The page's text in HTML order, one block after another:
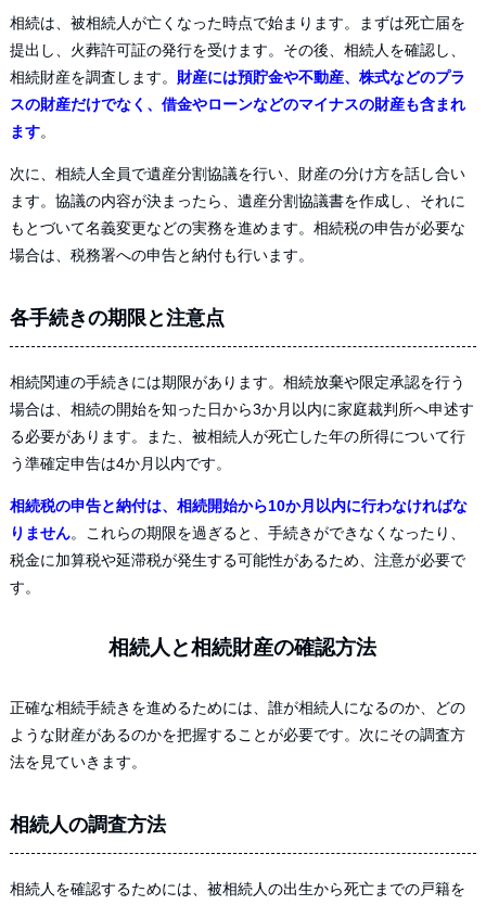
相続は、被相続人が亡くなった時点で始まります。まずは死亡届を
提出し、火葬許可証の発行を受けます。その後、相続人を確認し、
相続財産を調査します。 財産には預貯金や不動産、株式などのプラ
スの財産だけでなく、借金やローンなどのマイナスの財産も含まれ
ます。
次に、相続人全員で遺産分割協議を行い、財産の分け方を話し合い
ます。協議の内容が決まったら、遺産分割協議書を作成し、それに
もとづいて名義変更などの実務を進めます。相続税の申告が必要な
場合は、税務署への申告と納付も行います。
各手続きの期限と注意点
相続関連の手続きには期限があります。相続放棄や限定承認を行う
場合は、相続の開始を知った日から3か月以内に家庭裁判所へ申述す
る必要があります。また、被相続人が死亡した年の所得について行
う準確定申告は4か月以内です。
相続税の申告と納付は、相続開始から10か月以内に行わなければな
りません。これらの期限を過ぎると、手続きができなくなったり、
税金に加算税や延滞税が発生する可能性があるため、注意が必要で
す。
相続人と相続財産の確認方法
正確な相続手続きを進めるためには、誰が相続人になるのか、どの
ような財産があるのかを把握することが必要です。次にその調査方
法を見ていきます。
相続人の調査方法
相続人を確認するためには、被相続人の出生から死亡までの戸籍を